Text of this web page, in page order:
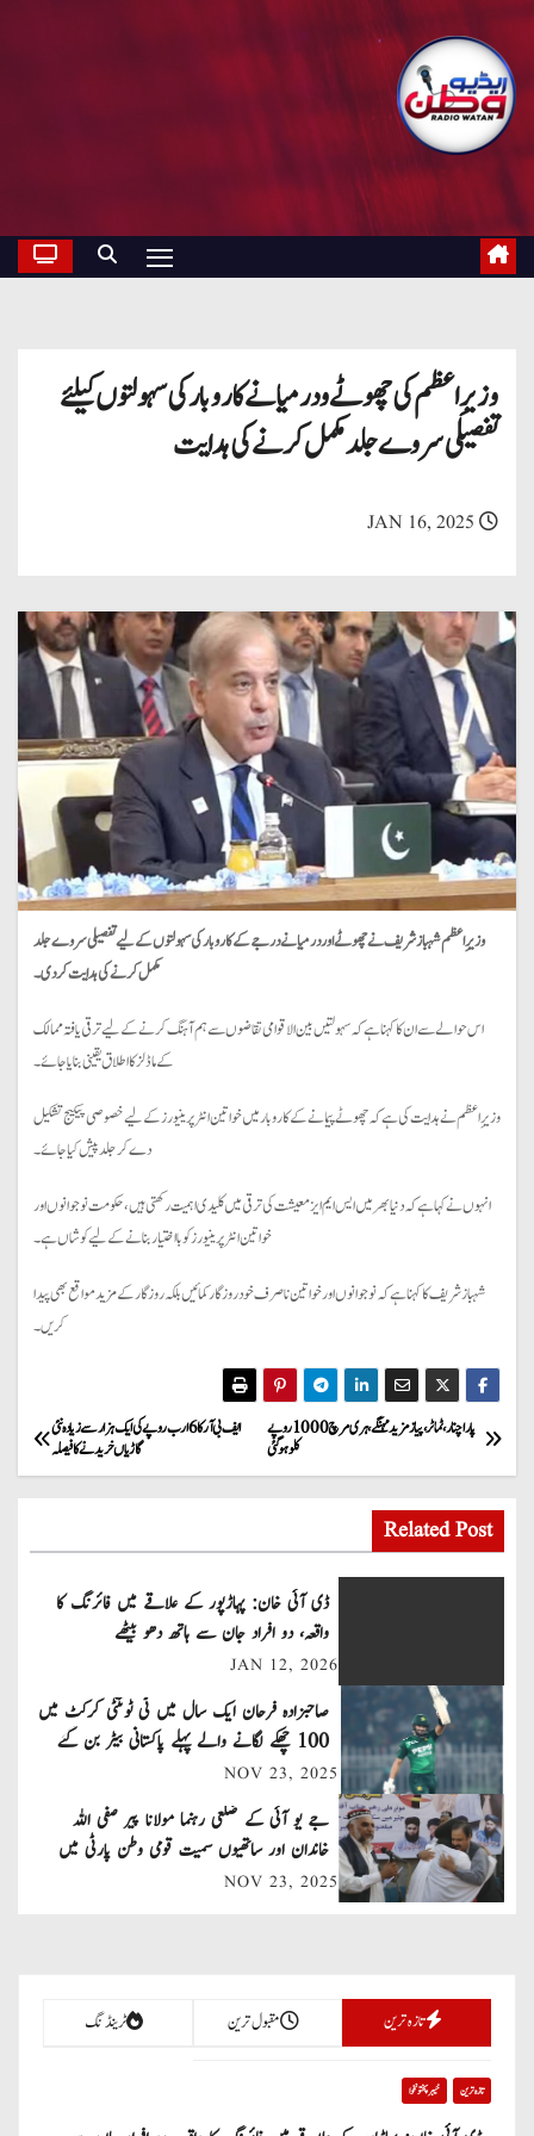
وزیرِ اعظم کی چھوٹے و درمیانے کاروبار کی سہولتوں کیلئے
تفصیلی سروے جلد مکمل کرنے کی ہدایت
JAN 16, 2025
وزیرِ اعظم شہباز شریف نے چھوٹے اور درمیانے درجے کے کاروبار کی سہولتوں کے لیے تفصیلی سروے جلد
مکمل کرنے کی ہدایت کر دی۔
اس حوالے سے ان کا کہنا ہے کہ سہولتیں بین الاقوامی تقاضوں سے ہم آہنگ کرنے کے لیے ترقی یافتہ ممالک
کے ماڈلز کا اطلاق یقینی بنایا جائے۔
وزیرِ اعظم نے ہدایت کی ہے کہ چھوٹے پیمانے کے کاروبار میں خواتین انٹرپرینیورز کے لیے خصوصی پیکیج تشکیل
دے کر جلد پیش کیا جائے۔
انہوں نے کہا ہے کہ دنیا بھر میں ایس ایم ایز معیشت کی ترقی میں کلیدی اہمیت رکھتی ہیں، حکومت نوجوانوں اور
خواتین انٹرپرینیورز کو بااختیار بنانے کے لیے کوشاں ہے۔
شہباز شریف کا کہنا ہے کہ نوجوانوں اور خواتین ناصرف خود روزگار کمائیں بلکہ روزگار کے مزید مواقع بھی پیدا
کریں۔
P
o
s
t
a
v
i
g
a
o
n
ایف بی آر کا 6 ارب روپے کی ایک ہزار سے زیادہ نئی
گاڑیاں خریدنے کا فیصلہ
پارا چنار، ٹماٹر ، پیاز مزید مہنگے، ہری مرچ 1000 روپے
کلو ہو گئی
Related Post
ڈی آئی خان: پہاڑپور کے علاقے میں فائرنگ کا
واقعہ، دو افراد جان سے ہاتھ دھو بیٹھے
JAN 12, 2026
صاحبزادہ فرحان ایک سال میں ٹی ٹوئنٹی کرکٹ میں
100 چھکے لگانے والے پہلے پاکستانی بیٹر بن گئے
NOV 23, 2025
جے یو آئی کے ضلعی رہنما مولانا پیر صفی اللہ
خاندان اور ساتھیوں سمیت قومی وطن پارٹی میں
شامل
NOV 23, 2025
تازہ ترین مقبول ترین ٹرینڈنگ
تازہ ترین خیبر پختونخوا